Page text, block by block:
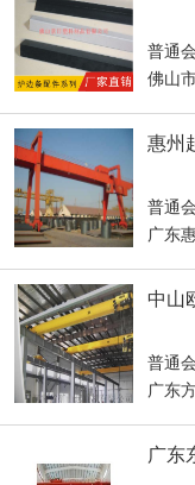
普通
佛山
惠州
普通
广东
中山
普通
广东
广东